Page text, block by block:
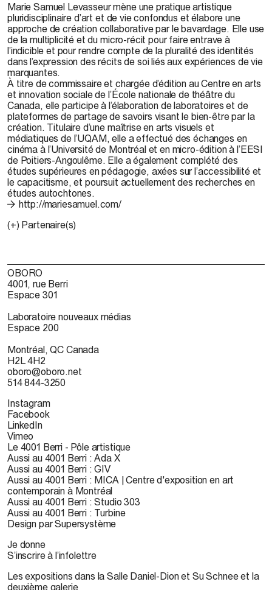
Marie Samuel Levasseur mène une pratique artistique
pluridisciplinaire d’art et de vie confondus et élabore une
approche de création collaborative par le bavardage. Elle use
de la multiplicité et du micro-récit pour faire entrave à
l’indicible et pour rendre compte de la pluralité des identités
dans l’expression des récits de soi liés aux expériences de vie
marquantes.
À titre de commissaire et chargée d’édition au Centre en arts
et innovation sociale de l’École nationale de théâtre du
Canada, elle participe à l’élaboration de laboratoires et de
plateformes de partage de savoirs visant le bien-être par la
création. Titulaire d’une maîtrise en arts visuels et
médiatiques de l’UQAM, elle a effectué des échanges en
cinéma à l’Université de Montréal et en micro-éditionà l’EESI
de Poitiers-Angoulême. Elle a également complété des
études supérieures en pédagogie, axées sur l’accessibilité et
le capacitisme, et poursuit actuellement des recherches en
études autochtones.
http://mariesamuel.com/
(+) Partenaire(s)
OBORO
4001, rue Berri
Espace 301
Laboratoire nouveaux médias
Espace 200
Montréal, QC Canada
H2L 4H2
oboro@oboro.net
514 844-3250
Instagram
Facebook
LinkedIn
Vimeo
Le 4001 Berri - Pôle artistique
Aussi au 4001 Berri : Ada X
Aussi au 4001 Berri : GIV
Aussi au 4001 Berri : MICA | Centre d'exposition en art
contemporain à Montréal
Aussi au 4001 Berri : Studio 303
Aussi au 4001 Berri : Turbine
Design par Supersystème
Je donne
S’inscrire à l’infolettre
Les expositions dans la Salle Daniel-Dion et Su Schnee et la
deuxième galerie